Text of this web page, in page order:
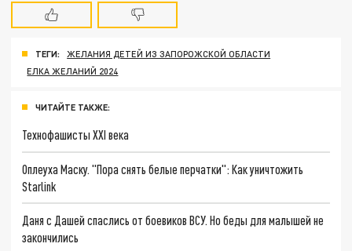
ТЕГИ:
ЖЕЛАНИЯ ДЕТЕЙ ИЗ ЗАПОРОЖСКОЙ ОБЛАСТИ
ЕЛКА ЖЕЛАНИЙ 2024
ЧИТАЙТЕ ТАКЖЕ:
Технофашисты XXI века
Оплеуха Маску. "Пора снять белые перчатки": Как уничтожить
Starlink
Даня с Дашей спаслись от боевиков ВСУ. Но беды для малышей не
закончились